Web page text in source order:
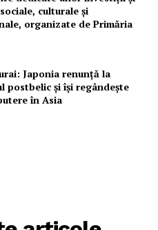
culturale și
organizate de Primăria
Japonia renunță la
postbelic și își regândește
în Asia